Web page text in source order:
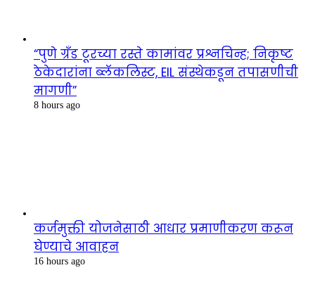
“पुणे ग्रँड टूरच्या रस्ते कामांवर प्रश्नचिन्ह; निकृष्ट
ठेकेदारांना ब्लॅकलिस्ट, EIL संस्थेकडून तपासणीची
मागणी”
8 hours ago
कर्जमुक्ती योजनेसाठी आधार प्रमाणीकरण करून
घेण्याचे आवाहन
16 hours ago